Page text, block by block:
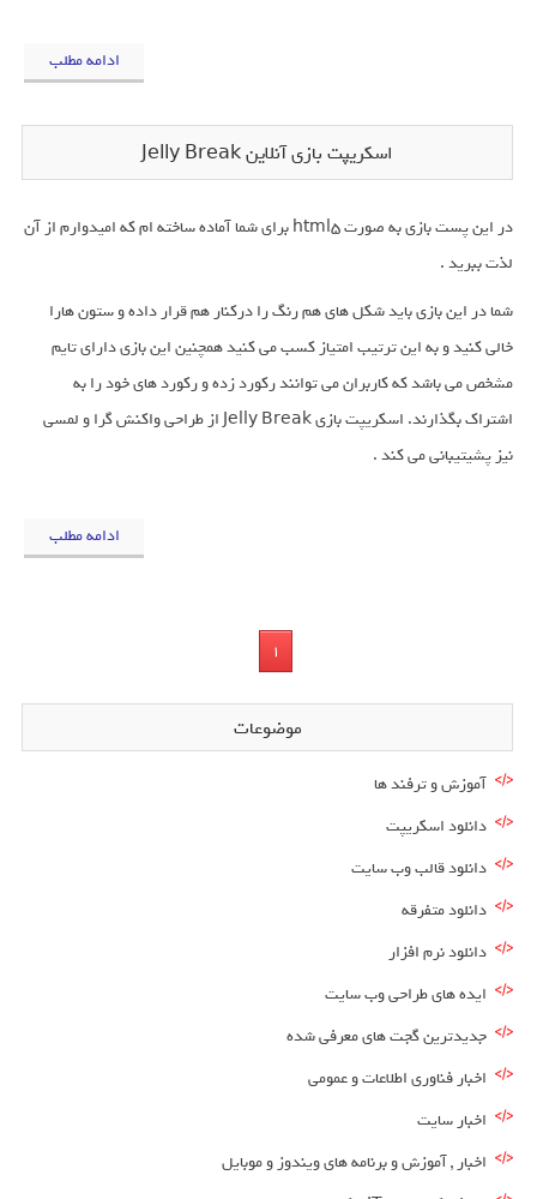
ادامه مطلب
اسکریپت بازی آنلاین Jelly Break
در این پست بازی به صورت html5 برای شما آماده ساخته ام که امیدوارم از آن
لذت ببرید .
شما در این بازی باید شکل های هم رنگ را درکنار هم قرار داده و ستون هارا
خالی کنید و به این ترتیب امتیاز کسب می کنید همچنین این بازی دارای تایم
مشخص می باشد که کاربران می توانند رکورد زده و رکورد های خود را به
اشتراک بگذارند. اسکریپت بازی Jelly Break از طراحی واکنش گرا و لمسی
نیز پشیتیبانی می کند .
ادامه مطلب
1
موضوعات
آموزش و ترفند ها
دانلود اسکریپت
دانلود قالب وب سایت
دانلود متفرقه
دانلود نرم افزار
ایده های طراحی وب سایت
جدیدترین گجت های معرفی شده
اخبار فناوری اطلاعات و عمومی
اخبار سایت
اخبار , آموزش و برنامه های ویندوز و موبایل